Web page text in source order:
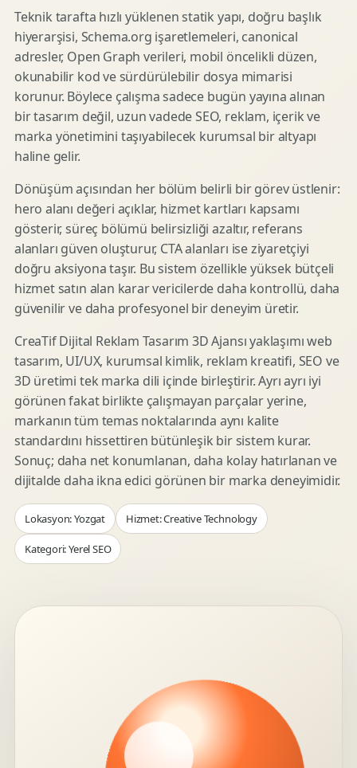
Teknik tarafta hızlı yüklenen statik yapı, doğru başlık
hiyerarşisi, Schema.org işaretlemeleri, canonical
adresler, Open Graph verileri, mobil öncelikli düzen,
okunabilir kod ve sürdürülebilir dosya mimarisi
korunur. Böylece çalışma sadece bugün yayına alınan
bir tasarım değil, uzun vadede SEO, reklam, içerik ve
marka yönetimini taşıyabilecek kurumsal bir altyapı
haline gelir.
Dönüşüm açısından her bölüm belirli bir görev üstlenir:
hero alanı değeri açıklar, hizmet kartları kapsamı
gösterir, süreç bölümü belirsizliği azaltır, referans
alanları güven oluşturur, CTA alanları ise ziyaretçiyi
doğru aksiyona taşır. Bu sistem özellikle yüksek bütçeli
hizmet satın alan karar vericilerde daha kontrollü, daha
güvenilir ve daha profesyonel bir deneyim üretir.
CreaTif Dijital Reklam Tasarım 3D Ajansı yaklaşımı web
tasarım, UI/UX, kurumsal kimlik, reklam kreatifi, SEO ve
3D üretimi tek marka dili içinde birleştirir. Ayrı ayrı iyi
görünen fakat birlikte çalışmayan parçalar yerine,
markanın tüm temas noktalarında aynı kalite
standardını hissettiren bütünleşik bir sistem kurar.
Sonuç; daha net konumlanan, daha kolay hatırlanan ve
dijitalde daha ikna edici görünen bir marka deneyimidir.
Lokasyon: Yozgat Hizmet: Creative Technology
Kategori: Yerel SEO